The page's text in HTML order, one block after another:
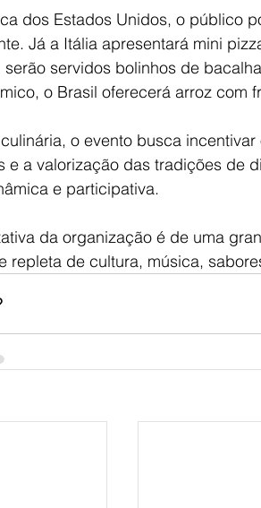
dos Estados Unidos, o público
Já a Itália apresentará mini
serão servidos bolinhos de
o Brasil oferecerá arroz com
o evento busca
e a valorização das tradições de
e participativa.
da organização é de uma
repleta de cultura, música,